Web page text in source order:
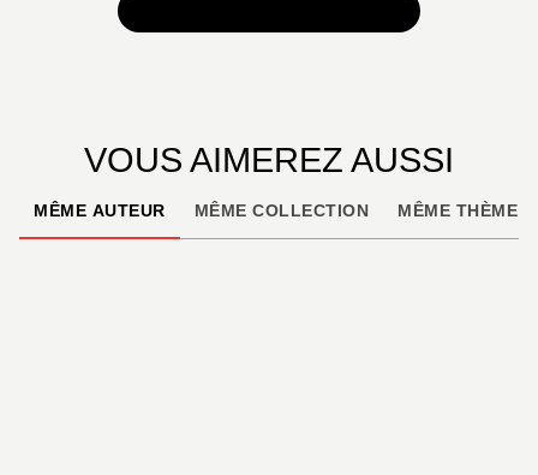
VOUS AIMEREZ AUSSI
MÊME AUTEUR MÊME COLLECTION MÊME THÈME